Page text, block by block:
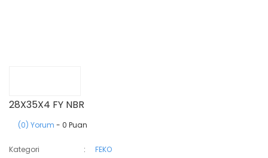
28X35X4 FY NBR
(0) Yorum - 0 Puan
Kategori
FEKO